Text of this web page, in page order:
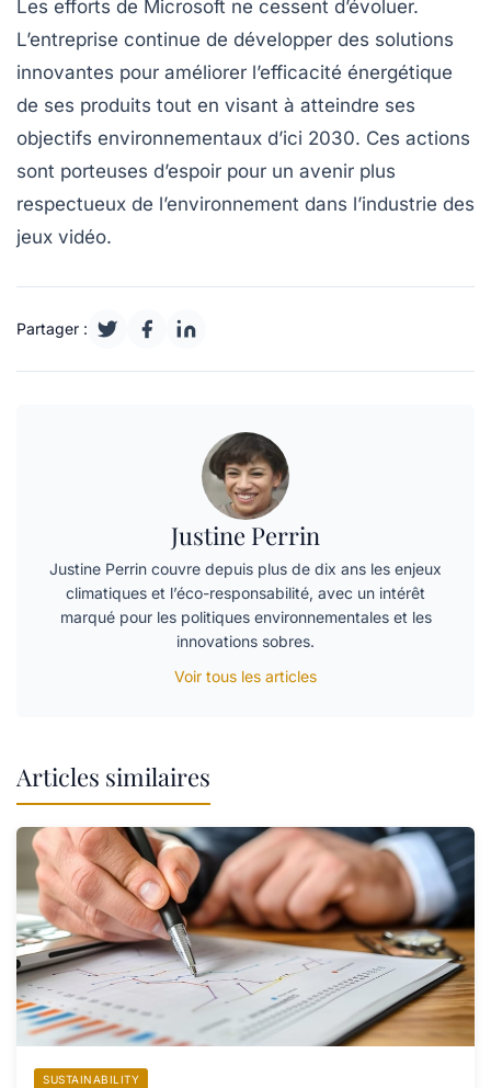
Les efforts de Microsoft ne cessent d’évoluer.
L’entreprise continue de développer des solutions
innovantes pour améliorer l’efficacité énergétique
de ses produits tout en visant à atteindre ses
objectifs environnementaux d’ici 2030. Ces actions
sont porteuses d’espoir pour un avenir plus
respectueux de l’environnement dans l’industrie des
jeux vidéo.
Partager :
Justine Perrin
Justine Perrin couvre depuis plus de dix ans les enjeux
climatiques et l’éco-responsabilité, avec un intérêt
marqué pour les politiques environnementales et les
innovations sobres.
Voir tous les articles
Articles similaires
SUSTAINABILITY